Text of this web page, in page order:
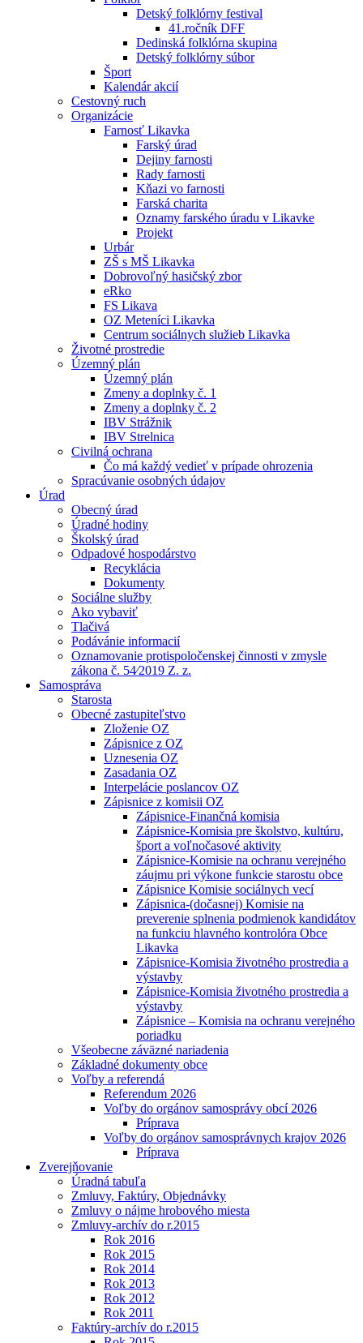
Detský folklórny festival
41.ročník DFF
Dedinská folklórna skupina
Detský folklórny súbor
Šport
Kalendár akcií
Cestovný ruch
Organizácie
Farnosť Likavka
Farský úrad
Dejiny farnosti
Rady farnosti
Kňazi vo farnosti
Farská charita
Oznamy farského úradu v Likavke
Projekt
Urbár
ZŠ s MŠ Likavka
Dobrovoľný hasičský zbor
eRko
FS Likava
OZ Meteníci Likavka
Centrum sociálnych služieb Likavka
Životné prostredie
Územný plán
Územný plán
Zmeny a doplnky č. 1
Zmeny a doplnky č. 2
IBV Strážnik
IBV Strelnica
Civilná ochrana
Čo má každý vedieť v prípade ohrozenia
Spracúvanie osobných údajov
Úrad
Obecný úrad
Úradné hodiny
Školský úrad
Odpadové hospodárstvo
Recyklácia
Dokumenty
Sociálne služby
Ako vybaviť
Tlačivá
Podávánie informacií
Oznamovanie protispoločenskej činnosti v zmysle
zákona č. 54⁄2019 Z. z.
Samospráva
Starosta
Obecné zastupiteľstvo
Zloženie OZ
Zápisnice z OZ
Uznesenia OZ
Zasadania OZ
Interpelácie poslancov OZ
Zápisnice z komisii OZ
Zápisnice-Finančná komisia
Zápisnice-Komisia pre školstvo, kultúru,
šport a voľnočasové aktivity
Zápisnice-Komisie na ochranu verejného
záujmu pri výkone funkcie starostu obce
Zápisnice Komisie sociálnych vecí
Zápisnica-(dočasnej) Komisie na
preverenie splnenia podmienok kandidátov
na funkciu hlavného kontrolóra Obce
Likavka
Zápisnice-Komisia životného prostredia a
výstavby
Zápisnice-Komisia životného prostredia a
výstavby
Zápisnice – Komisia na ochranu verejného
poriadku
Všeobecne záväzné nariadenia
Základné dokumenty obce
Voľby a referendá
Referendum 2026
Voľby do orgánov samosprávy obcí 2026
Príprava
Voľby do orgánov samosprávnych krajov 2026
Príprava
Zverejňovanie
Úradná tabuľa
Zmluvy, Faktúry, Objednávky
Zmluvy o nájme hrobového miesta
Zmluvy-archív do r.2015
Rok 2016
Rok 2015
Rok 2014
Rok 2013
Rok 2012
Rok 2011
Faktúry-archív do r.2015